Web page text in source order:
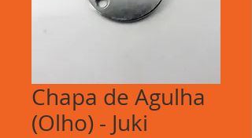
Chapa de Agulha
(Olho) - Juki